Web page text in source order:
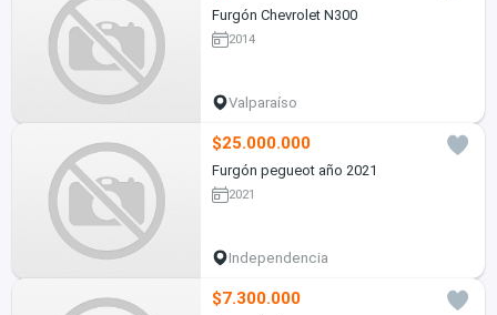
Furgón Chevrolet N300
2014
Valparaíso
$25.000.000
Furgón pegueot año 2021
2021
Independencia
$7.300.000